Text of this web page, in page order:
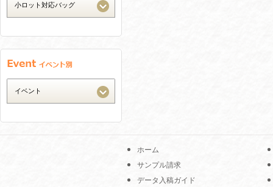
ホーム
サンプル請求
データ入稿ガイド